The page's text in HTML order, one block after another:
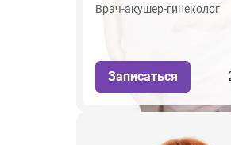
Врач-акушер-гинеколог
Записаться